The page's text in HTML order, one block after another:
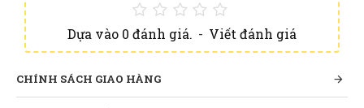
Dựa vào 0 đánh giá. - Viết đánh giá
CHÍNH SÁCH GIAO HÀNG